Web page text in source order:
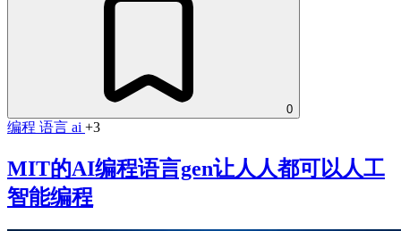
0
编程 语言 ai +3
MIT的AI编程语言gen让人人都可以人工
智能编程